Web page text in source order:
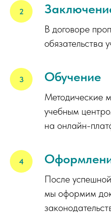
В договоре
обязательства
Обучение
Методические
учебным
на онлайн-
После
мы оформим